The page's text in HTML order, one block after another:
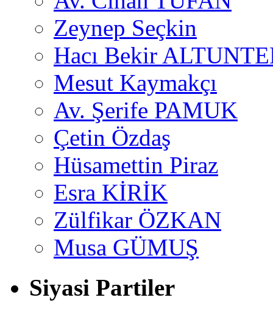
Zeynep Seçkin
Hacı Bekir
Mesut Kaymakçı
Av. Şerife PAMUK
Çetin Özdaş
Hüsamettin Piraz
Esra KİRİK
Zülfikar ÖZKAN
Musa GÜMUŞ
Siyasi Partiler